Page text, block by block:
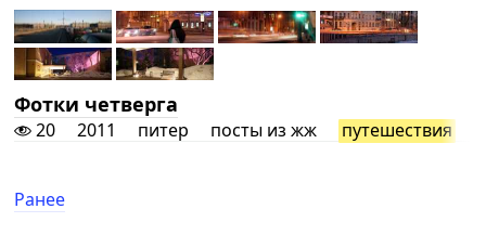
Фотки четверга
20 2011 питер посты из жж путешествия
Ранее